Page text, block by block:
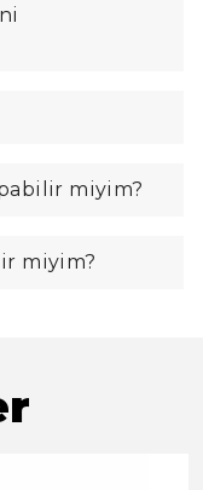
miyim?
miyim?